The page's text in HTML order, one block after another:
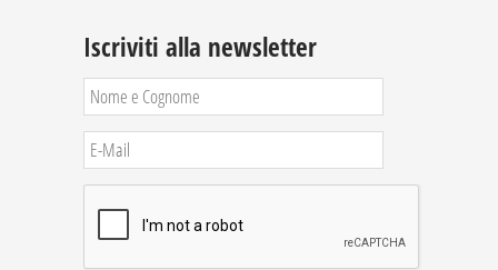
Iscriviti alla newsletter